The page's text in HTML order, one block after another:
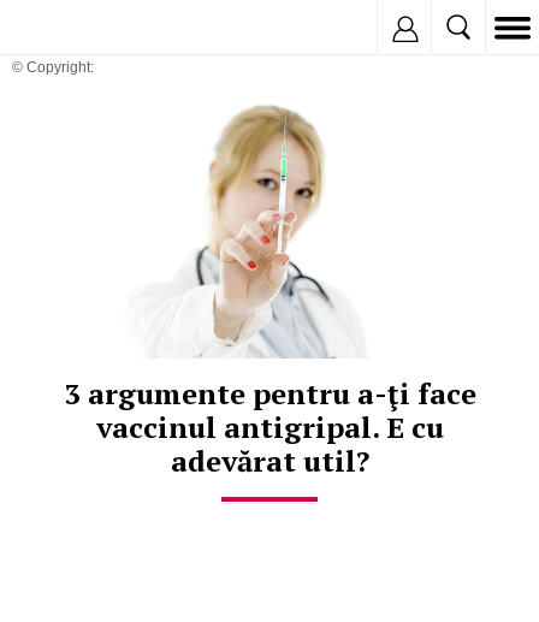
© Copyright:
3 argumente pentru a-ţi face
vaccinul antigripal. E cu
adevărat util?